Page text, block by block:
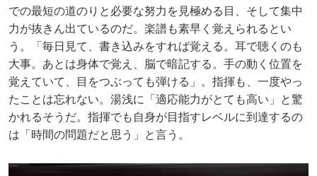
での最短の道のりと必要な努力を見極める目、そして集中
力が抜きん出ているのだ。楽譜も素早く覚えられるとい
う。「毎日見て、書き込みをすれば覚える。耳で聴くのも
大事。あとは身体で覚え、脳で暗記する。手の動く位置を
覚えていて、目をつぶっても弾ける」。指揮も、一度やっ
たことは忘れない。湯浅に「適応能力がとても高い」と驚
かれるそうだ。指揮でも自身が目指すレベルに到達するの
は「時間の問題だと思う」と言う。